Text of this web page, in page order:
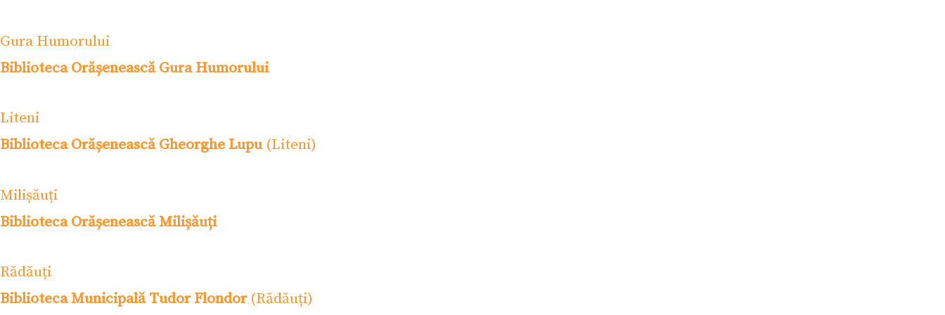
Gura Humorului
Biblioteca Orășenească Gura Humorului
Liteni
Biblioteca Orășenească Gheorghe Lupu(Liteni)
Milișăuți
Biblioteca Orășenească Milișăuți
Rădăuți
Biblioteca Municipală Tudor Flondor(Rădăuți)